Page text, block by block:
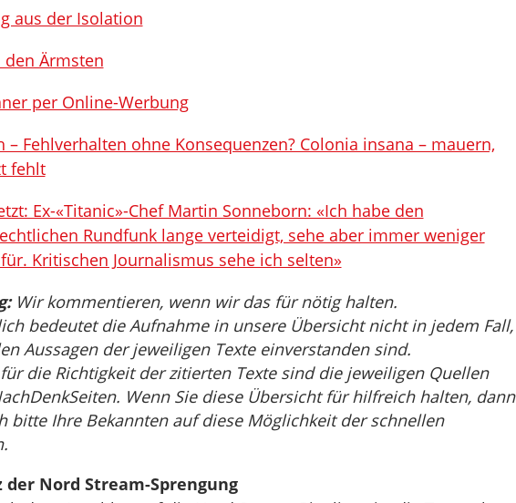
aus der Isolation
den Ärmsten
per Online-Werbung
– Fehlverhalten ohne Konsequenzen? Colonia insana – mauern,
fehlt
Ex-«Titanic»-Chef Martin Sonneborn: «Ich habe den
Rundfunk lange verteidigt, sehe aber immer weniger
Kritischen Journalismus sehe ich selten»
Wir kommentieren, wenn wir das für nötig halten.
bedeutet die Aufnahme in unsere Übersicht nicht in jedem Fall,
Aussagen der jeweiligen Texte einverstanden sind.
die Richtigkeit der zitierten Texte sind die jeweiligen Quellen
Wenn Sie diese Übersicht für hilfreich halten, dann
bitte Ihre Bekannten auf diese Möglichkeit der schnellen
der Nord Stream-Sprengung